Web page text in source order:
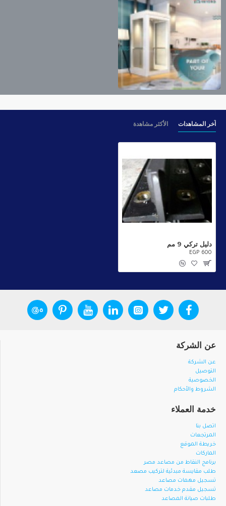
آخر المشاهدات الأكثر مشاهدة
دليل تركي 9 مم
EGP 600
عن الشركة
عن الشركة
التوصيل
الخصوصية
الشروط والأحكام
خدمة العملاء
اتصل بنا
المرتجعات
خريطة الموقع
الماركات
برنامج النقاط من مصاعد مصر
طلب مقايسة مبدئية لتركيب مصعد
تسجيل مهمات مصاعد
تسجيل مقدم خدمات مصاعد
طلبات صيانة المصاعد